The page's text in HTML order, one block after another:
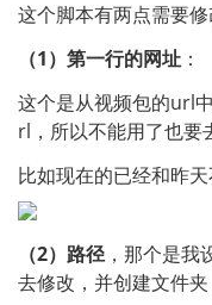
这个脚本有两点需要修
（1）第一行的网址 ：
这个是从视频包的url
rl，所以不能用了也要
比如现在的已经和昨天
（2）路径，那个是我
去修改，并创建文件夹